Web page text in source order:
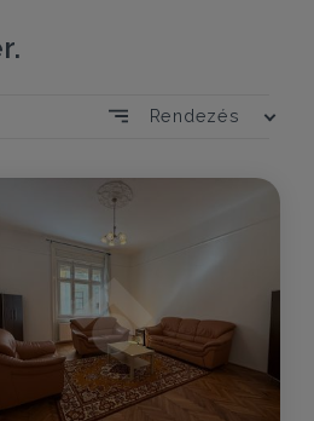
Rendezés